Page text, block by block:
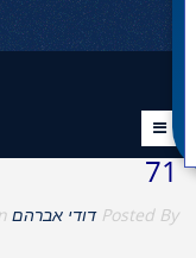
71
Posted By דודי אברהם